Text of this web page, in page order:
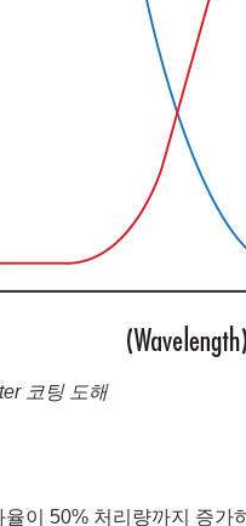
코팅 도해
이 50% 처리량까지 증가